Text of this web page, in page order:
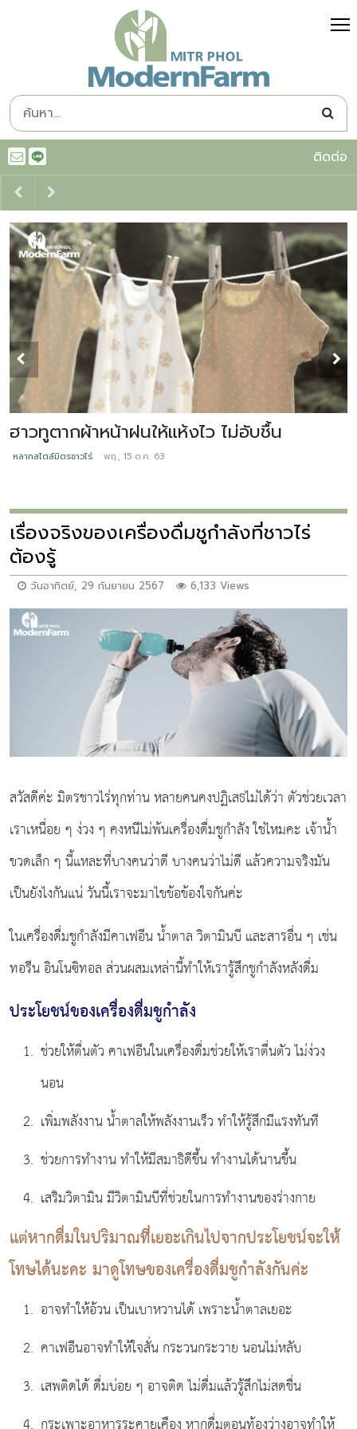
ติดต่อ
ฮาวทูตากผ้าหน้าฝนให้แห้งไว ไม่อับชื้น
หลากสไตล์มิตรชาวไร่ พฤ., 15 ต.ค. 63
เรื่องจริงของเครื่องดื่มชูกำลังที่ชาวไร่
ต้องรู้
วันอาทิตย์, 29 กันยายน 2567 6,133 Views
สวัสดีค่ะ มิตรชาวไร่ทุกท่าน หลายคนคงปฏิเสธไม่ได้ว่า ตัวช่วยเวลา
เราเหนื่อย ๆ ง่วง ๆ คงหนีไม่พ้นเครื่องดื่มชูกำลัง ใช่ไหมคะ เจ้าน้ำ
ขวดเล็ก ๆ นี้แหละที่บางคนว่าดี บางคนว่าไม่ดี แล้วความจริงมัน
เป็นยังไงกันแน่ วันนี้เราจะมาไขข้อข้องใจกันค่ะ
ในเครื่องดื่มชูกำลังมีคาเฟอีน น้ำตาล วิตามินบี และสารอื่น ๆ เช่น
ทอรีน อินโนซิทอล ส่วนผสมเหล่านี้ทำให้เรารู้สึกชูกำลังหลังดื่ม
ประโยชน์ของเครื่องดื่มชูกำลัง
ช่วยให้ตื่นตัว คาเฟอีนในเครื่องดื่มช่วยให้เราตื่นตัว ไม่ง่วง
นอน
เพิ่มพลังงาน น้ำตาลให้พลังงานเร็ว ทำให้รู้สึกมีแรงทันที
ช่วยการทำงาน ทำให้มีสมาธิดีขึ้น ทำงานได้นานขึ้น
เสริมวิตามิน มีวิตามินบีที่ช่วยในการทำงานของร่างกาย
แต่หากดื่มในปริมาณที่เยอะเกินไปจากประโยชน์จะให้
โทษได้นะคะ มาดูโทษของเครื่องดื่มชูกำลังกันค่ะ
อาจทำให้อ้วน เป็นเบาหวานได้ เพราะน้ำตาลเยอะ
คาเฟอีนอาจทำให้ใจสั่น กระวนกระวาย นอนไม่หลับ
เสพติดได้ ดื่มบ่อย ๆ อาจติด ไม่ดื่มแล้วรู้สึกไม่สดชื่น